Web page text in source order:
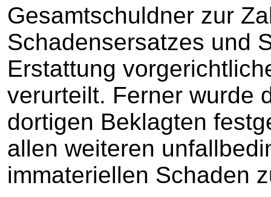
Gesamtschuldner zur
Schadensersatzes und
Erstattung
verurteilt. Ferner wurde
dortigen Beklagten
allen weiteren
immateriellen Schaden